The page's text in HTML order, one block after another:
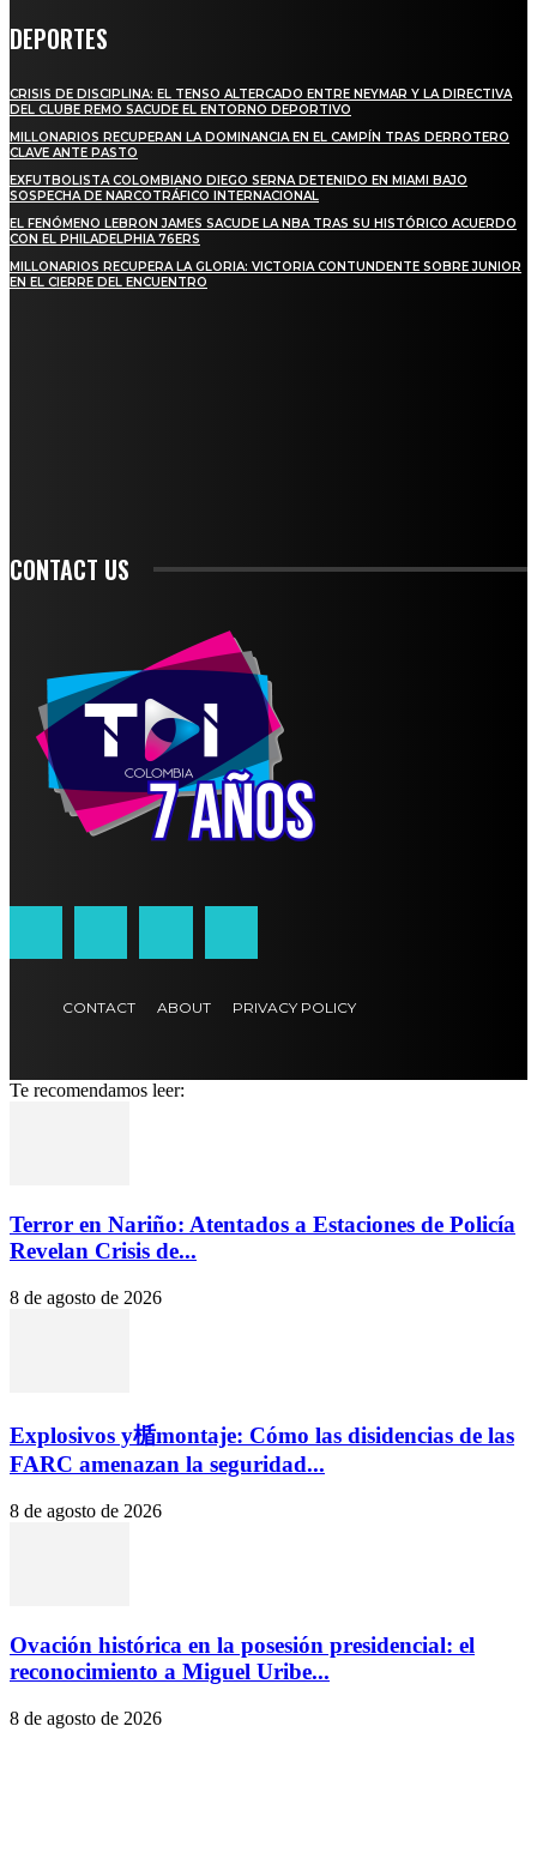
DEPORTES
CRISIS DE DISCIPLINA: EL TENSO ALTERCADO ENTRE NEYMAR Y LA DIRECTIVA
DEL CLUBE REMO SACUDE EL ENTORNO DEPORTIVO
MILLONARIOS RECUPERAN LA DOMINANCIA EN EL CAMPÍN TRAS DERROTERO
CLAVE ANTE PASTO
EXFUTBOLISTA COLOMBIANO DIEGO SERNA DETENIDO EN MIAMI BAJO
SOSPECHA DE NARCOTRÁFICO INTERNACIONAL
EL FENÓMENO LEBRON JAMES SACUDE LA NBA TRAS SU HISTÓRICO ACUERDO
CON EL PHILADELPHIA 76ERS
MILLONARIOS RECUPERA LA GLORIA: VICTORIA CONTUNDENTE SOBRE JUNIOR
EN EL CIERRE DEL ENCUENTRO
CONTACT US
CONTACT ABOUT PRIVACY POLICY
Te recomendamos leer:
Terror en Nariño: Atentados a Estaciones de Policía
Revelan Crisis de...
8 de agosto de 2026
Explosivos y楯montaje: Cómo las disidencias de las
FARC amenazan la seguridad...
8 de agosto de 2026
Ovación histórica en la posesión presidencial: el
reconocimiento a Miguel Uribe...
8 de agosto de 2026